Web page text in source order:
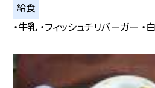
給食
・牛乳 ・フィッシュチリバーガー ・